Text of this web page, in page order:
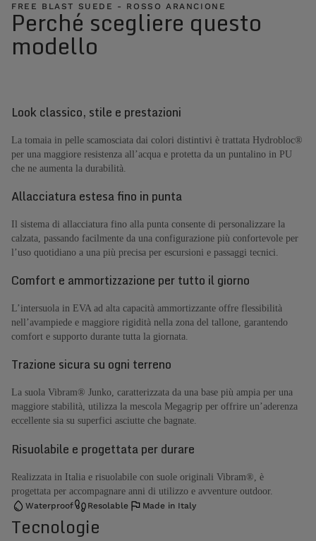
FREE BLAST SUEDE - ROSSO ARANCIONE
Perché scegliere questo
modello
Look classico, stile e prestazioni
La tomaia in pelle scamosciata dai colori distintivi è trattata Hydrobloc®
per una maggiore resistenza all’acqua e protetta da un puntalino in PU
che ne aumenta la durabilità.
Allacciatura estesa fino in punta
Il sistema di allacciatura fino alla punta consente di personalizzare la
calzata, passando facilmente da una configurazione più confortevole per
l’uso quotidiano a una più precisa per escursioni e passaggi tecnici.
Comfort e ammortizzazione per tutto il giorno
L’intersuola in EVA ad alta capacità ammortizzante offre flessibilità
nell’avampiede e maggiore rigidità nella zona del tallone, garantendo
comfort e supporto durante tutta la giornata.
Trazione sicura su ogni terreno
La suola Vibram® Junko, caratterizzata da una base più ampia per una
maggiore stabilità, utilizza la mescola Megagrip per offrire un’aderenza
eccellente sia su superfici asciutte che bagnate.
Risuolabile e progettata per durare
Realizzata in Italia e risuolabile con suole originali Vibram®, è
progettata per accompagnare anni di utilizzo e avventure outdoor.
Waterproof Resolable Made in Italy
Tecnologie